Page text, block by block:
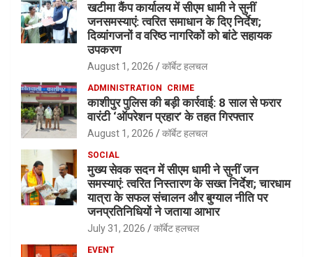
खटीमा कैंप कार्यालय में सीएम धामी ने सुनीं
जनसमस्याएं: त्वरित समाधान के दिए निर्देश;
दिव्यांगजनों व वरिष्ठ नागरिकों को बांटे सहायक
उपकरण
August 1, 2026 कॉर्बेट हलचल
ADMINISTRATION CRIME
काशीपुर पुलिस की बड़ी कार्रवाई: 8 साल से फरार
वारंटी ‘ऑपरेशन प्रहार’ के तहत गिरफ्तार
August 1, 2026 कॉर्बेट हलचल
SOCIAL
मुख्य सेवक सदन में सीएम धामी ने सुनीं जन
समस्याएं: त्वरित निस्तारण के सख्त निर्देश; चारधाम
यात्रा के सफल संचालन और बुग्याल नीति पर
जनप्रतिनिधियों ने जताया आभार
July 31, 2026 कॉर्बेट हलचल
EVENT